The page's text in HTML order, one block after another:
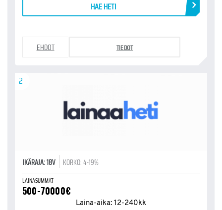
EHDOT TIEDOT
HAE HETI
2
IKÄRAJA: 18V KORKO: 4-19%
LAINASUMMAT
500-70000€
Laina-aika: 12-240kk